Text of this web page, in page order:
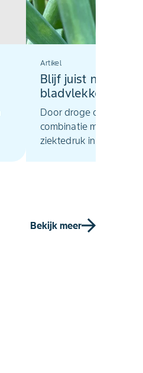
Artikel
Blijf juist nu alert
Stemphylium in
Door droge
combinatie met
ziektedruk in uien een
Bekijk meer